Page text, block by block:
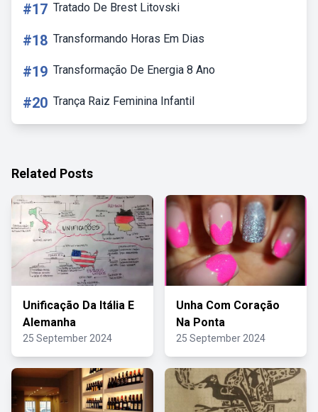
#17 Tratado De Brest Litovski
#18 Transformando Horas Em Dias
#19 Transformação De Energia 8 Ano
#20 Trança Raiz Feminina Infantil
Related Posts
Unificação Da Itália E
Alemanha
25 September 2024
Unha Com Coração
Na Ponta
25 September 2024